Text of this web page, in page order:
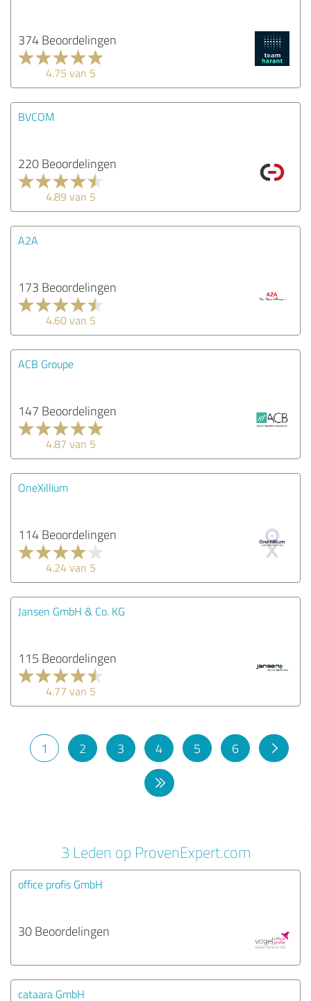
374 Beoordelingen
4.75 van 5
BVCOM
220 Beoordelingen
4.89 van 5
A2A
173 Beoordelingen
4.60 van 5
ACB Groupe
147 Beoordelingen
4.87 van 5
OneXillium
114 Beoordelingen
4.24 van 5
Jansen GmbH & Co. KG
115 Beoordelingen
4.77 van 5
1 2 3 4 5 6
3 Leden op ProvenExpert.com
office profis GmbH
30 Beoordelingen
cataara GmbH